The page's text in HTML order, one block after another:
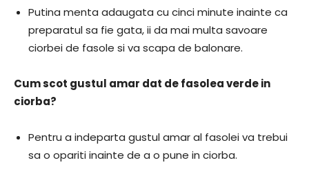
Putina menta adaugata cu cinci minute inainte ca
preparatul sa fie gata, ii da mai multa savoare
ciorbei de fasole si va scapa de balonare.
Cum scot gustul amar dat de fasolea verde in
ciorba?
Pentru a indeparta gustul amar al fasolei va trebui
sa o opariti inainte de a o pune in ciorba.